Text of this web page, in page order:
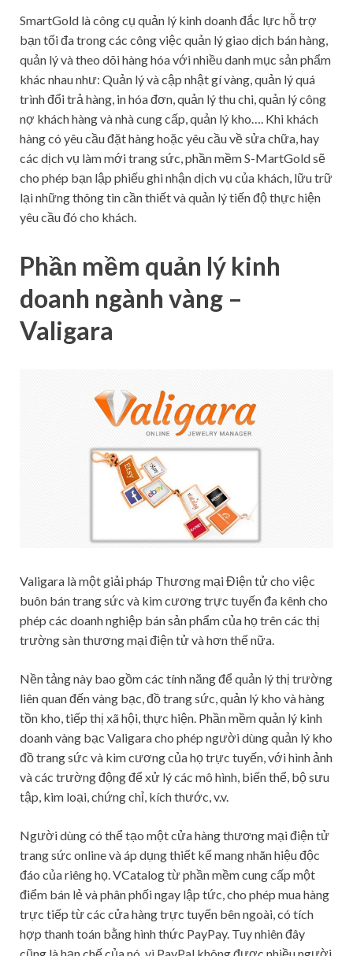
SmartGold là công cụ quản lý kinh doanh đắc lực hỗ trợ
bạn tối đa trong các công việc quản lý giao dịch bán hàng,
quản lý và theo dõi hàng hóa với nhiều danh mục sản phẩm
khác nhau như: Quản lý và cập nhật gí vàng, quản lý quá
trình đổi trả hàng, in hóa đơn, quản lý thu chi, quản lý công
nợ khách hàng và nhà cung cấp, quản lý kho…. Khi khách
hàng có yêu cầu đặt hàng hoặc yêu cầu về sửa chữa, hay
các dịch vụ làm mới trang sức, phần mềm S-MartGold sẽ
cho phép bạn lập phiếu ghi nhận dịch vụ của khách, lữu trữ
lại những thông tin cần thiết và quản lý tiến độ thực hiện
yêu cầu đó cho khách.
Phần mềm quản lý kinh
doanh ngành vàng –
Valigara
Valigara là một giải pháp Thương mại Điện tử cho việc
buôn bán trang sức và kim cương trực tuyến đa kênh cho
phép các doanh nghiệp bán sản phẩm của họ trên các thị
trường sàn thương mại điện tử và hơn thế nữa.
Nền tảng này bao gồm các tính năng để quản lý thị trường
liên quan đến vàng bạc, đồ trang sức, quản lý kho và hàng
tồn kho, tiếp thị xã hội, thực hiện. Phần mềm quản lý kinh
doanh vàng bạc Valigara cho phép người dùng quản lý kho
đồ trang sức và kim cương của họ trực tuyến, với hình ảnh
và các trường động để xử lý các mô hình, biến thể, bộ sưu
tập, kim loại, chứng chỉ, kích thước, v.v.
Người dùng có thể tạo một cửa hàng thương mại điện tử
trang sức online và áp dụng thiết kế mang nhãn hiệu độc
đáo của riêng họ. VCatalog từ phần mềm cung cấp một
điểm bán lẻ và phân phối ngay lập tức, cho phép mua hàng
trực tiếp từ các cửa hàng trực tuyến bên ngoài, có tích
hợp thanh toán bằng hình thức PayPay. Tuy nhiên đây